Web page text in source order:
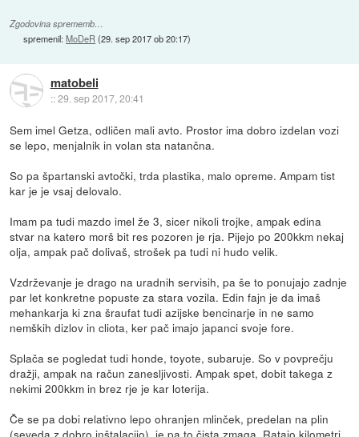
Zgodovina sprememb…
spremenil:MoDeR(29. sep 2017 ob 20:17)
matobeli
::29. sep 2017, 20:41
Sem imel Getza, odličen mali avto. Prostor ima dobro izdelan vozi
se lepo, menjalnik in volan sta natančna.
So pa špartanski avtočki, trda plastika, malo opreme. Ampam tist
kar je je vsaj delovalo.
Imam pa tudi mazdo imel že 3, sicer nikoli trojke, ampak edina
stvar na katero morš bit res pozoren je rja. Pijejo po 200kkm nekaj
olja, ampak pač dolivaš, strošek pa tudi ni hudo velik.
Vzdrževanje je drago na uradnih servisih, pa še to ponujajo zadnje
par let konkretne popuste za stara vozila. Edin fajn je da imaš
mehankarja ki zna šraufat tudi azijske bencinarje in ne samo
nemških dizlov in cliota, ker pač imajo japanci svoje fore.
Splača se pogledat tudi honde, toyote, subaruje. So v povprečju
dražji, ampak na račun zanesljivosti. Ampak spet, dobit takega z
nekimi 200kkm in brez rje je kar loterija.
Če se pa dobi relativno lepo ohranjen mlinček, predelan na plin